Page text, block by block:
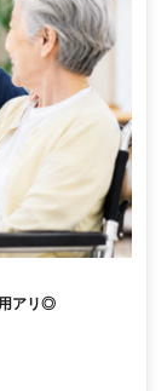
アリ◎